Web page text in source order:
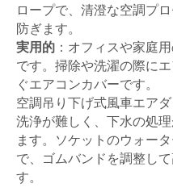
ロープで、清澄な空調プ
防ぎます。
実用的 ：オフィスや家庭
です。掃除や洗濯の際に
ぐエアコンカバーです。
空調吊り下げ式風車エア
洗浄が難しく、下水の処
ます。ソケットのウォー
で、ゴムバンドを調整し
す。